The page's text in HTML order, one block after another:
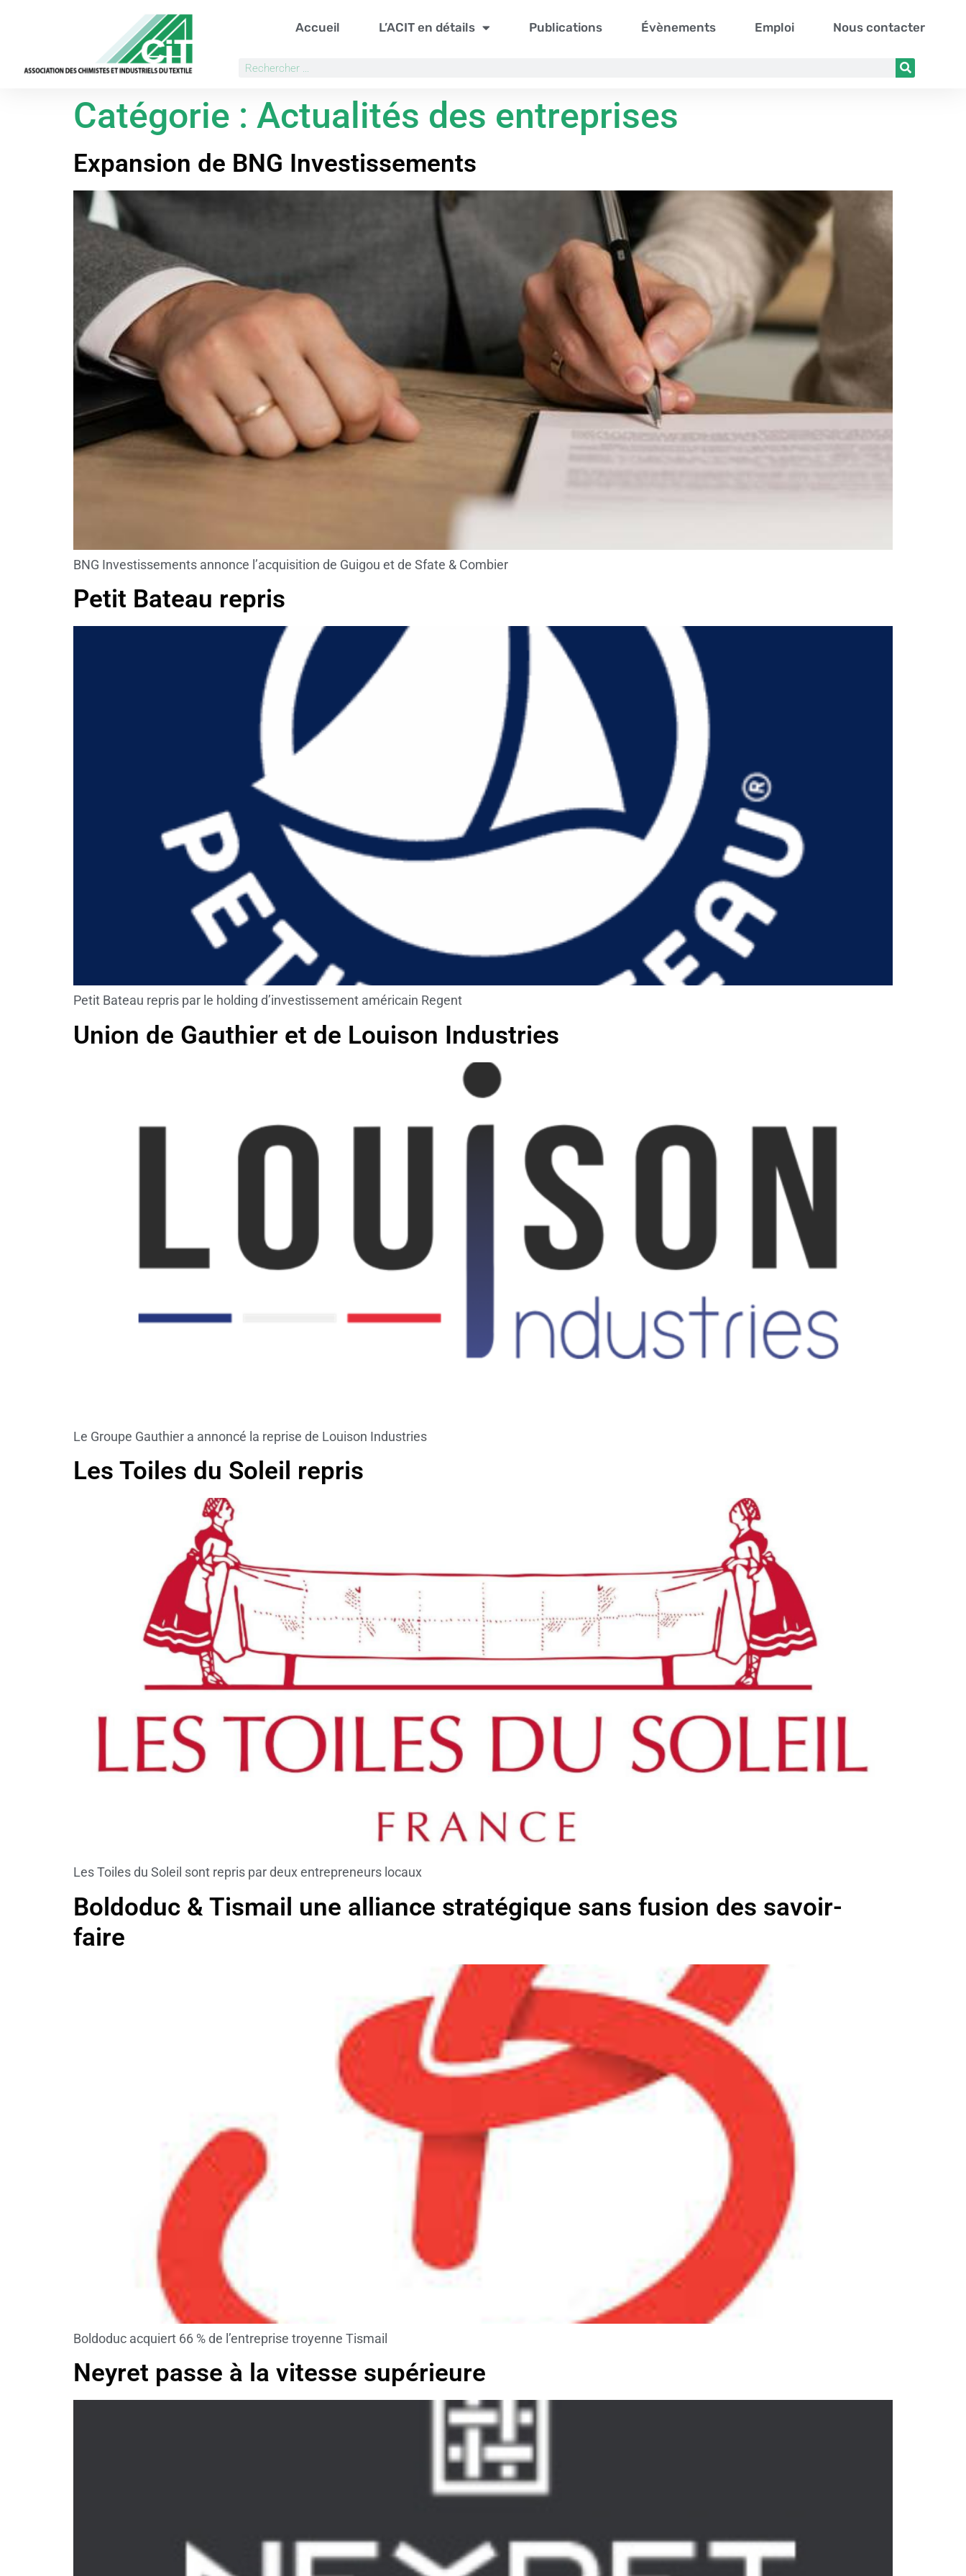
Accueil L’ACIT en détails Publications Évènements Emploi Nous contacter
Catégorie : Actualités des entreprises
Expansion de BNG Investissements
BNG Investissements annonce l’acquisition de Guigou et de Sfate & Combier
Petit Bateau repris
Petit Bateau repris par le holding d’investissement américain Regent
Union de Gauthier et de Louison Industries
Le Groupe Gauthier a annoncé la reprise de Louison Industries
Les Toiles du Soleil repris
Les Toiles du Soleil sont repris par deux entrepreneurs locaux
Boldoduc & Tismail une alliance stratégique sans fusion des savoir-
faire
Boldoduc acquiert 66 % de l’entreprise troyenne Tismail
Neyret passe à la vitesse supérieure